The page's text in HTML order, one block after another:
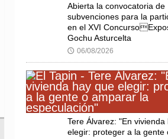
Abierta la convocatoria de
subvenciones para la
en el XVI
Gochu Asturcelta
🕔 06/08/2026
Tere Álvarez: "En vivienda
elegir: proteger a la gente